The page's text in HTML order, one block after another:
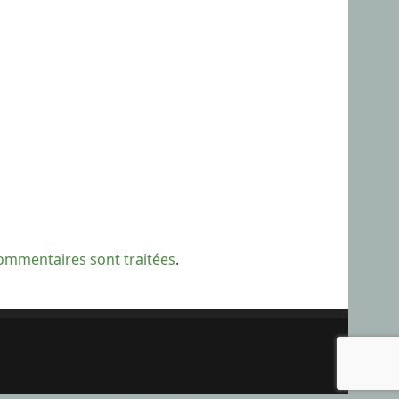
sont traitées.